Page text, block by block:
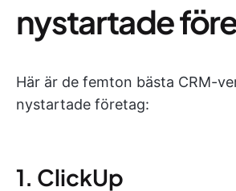
nystartade
Här är de femton bästa CRM-
nystartade företag:
1. ClickUp